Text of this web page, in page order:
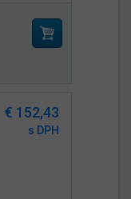
€ 152,43
s DPH